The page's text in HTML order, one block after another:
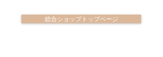
総合ショップトップページ